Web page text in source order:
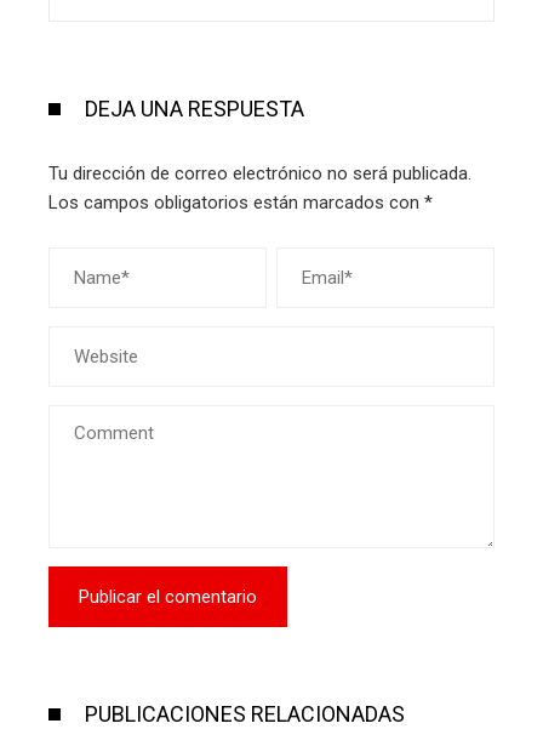
DEJA UNA RESPUESTA
Tu dirección de correo electrónico no será publicada.
Los campos obligatorios están marcados con *
PUBLICACIONES RELACIONADAS